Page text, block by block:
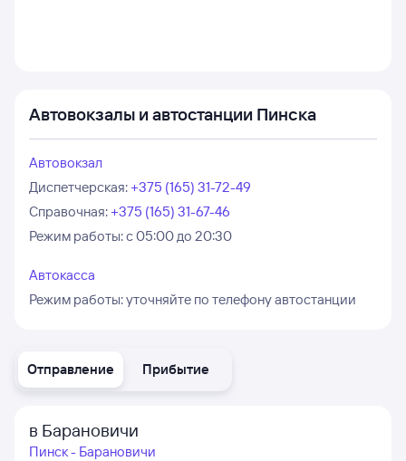
Отправление Прибытие
в Барановичи
Пинск - Барановичи
Автовокзалы и автостанции Пинска
Автовокзал
Диспетчерская: +375 (165) 31-72-49
Справочная: +375 (165) 31-67-46
Режим работы:с 05:00 до 20:30
Автокасса
Режим работы:уточняйте по телефону автостанции